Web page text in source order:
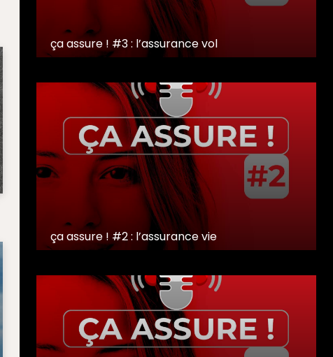
ça assure ! #3 : l’assurance vol
ça assure ! #2 : l’assurance vie